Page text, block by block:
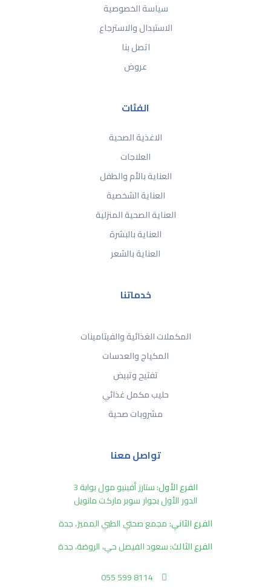
سياسة الخصوصية
الاستبدال والاسترجاع
اتصل بنا
عروض
الفئات
الاغذية الصحية
العلاجات
العناية بالأم والطفل
العناية الشخصية
العناية الصحية المنزلية
العناية بالبشرة
العناية بالشعر
خدماتنا
المكملات الغذائية والفيتامينات
المكياج والعدسات
تفتيح وتبيض
حليب مكمل غذائي
مشروبات صحية
تواصل معنا
الفرع الأول:ستارز أفينيو مول بوابة 3
الدور الأول بجوار سوبر ماركت مانويل
الفرع الثاني:مجمع صحتي الطبي المميز، جدة
الفرع الثالث:سعود الفيصل حي، الروضة، جدة
055 599 8114